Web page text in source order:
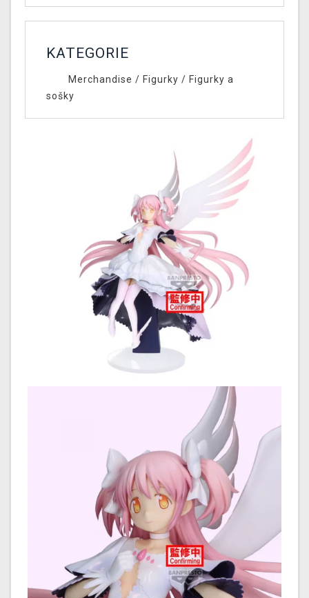
KATEGORIE
Merchandise / Figurky / Figurky a
sošky